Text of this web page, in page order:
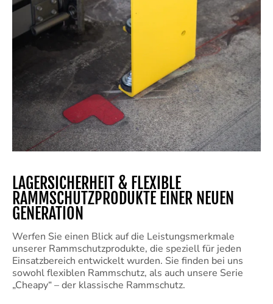
LAGERSICHERHEIT & FLEXIBLE
RAMMSCHUTZPRODUKTE EINER NEUEN
GENERATION
Werfen Sie einen Blick auf die Leistungsmerkmale
unserer Rammschutzprodukte, die speziell für jeden
Einsatzbereich entwickelt wurden. Sie finden bei uns
sowohl flexiblen Rammschutz, als auch unsere Serie
„Cheapy“ – der klassische Rammschutz.